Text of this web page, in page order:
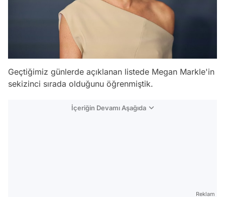
Geçtiğimiz günlerde açıklanan listede Megan Markle'in
sekizinci sırada olduğunu öğrenmiştik.
İçeriğin Devamı Aşağıda
Reklam